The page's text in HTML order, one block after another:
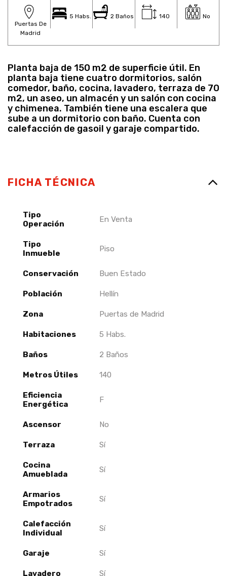
Puertas De
Madrid
5 Habs. 2 Baños 140 No
Planta baja de 150 m2 de superficie útil. En
planta baja tiene cuatro dormitorios, salón
comedor, baño, cocina, lavadero, terraza de 70
m2, un aseo, un almacén y un salón con cocina
y chimenea. También tiene una escalera que
sube a un dormitorio con baño. Cuenta con
calefacción de gasoil y garaje compartido.
FICHA TÉCNICA
Tipo
Operación
En Venta
Tipo
Inmueble
Piso
Conservación Buen Estado
Población Hellín
Zona Puertas de Madrid
Habitaciones 5 Habs.
Baños 2 Baños
Metros Útiles 140
Eficiencia
Energética
F
Ascensor No
Terraza Sí
Cocina
Amueblada
Sí
Armarios
Empotrados
Sí
Calefacción
Individual
Sí
Garaje Sí
Lavadero Sí